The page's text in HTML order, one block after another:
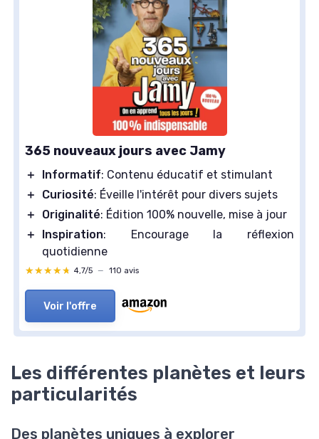
365 nouveaux jours avec Jamy
＋ Informatif: Contenu éducatif et stimulant
＋
Curiosité: Éveille l'intérêt pour divers sujets
＋
Originalité: Édition 100% nouvelle, mise à jour
＋
Inspiration: Encourage la réflexion
quotidienne
★★★★★
★★★★★ 4,7/5 — 110 avis
Voir l'offre
Les différentes planètes et leurs
particularités
Des planètes uniques à explorer